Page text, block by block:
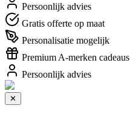
Persoonlijk advies
Gratis offerte op maat
Personalisatie mogelijk
Premium A-merken cadeaus
Persoonlijk advies
✕